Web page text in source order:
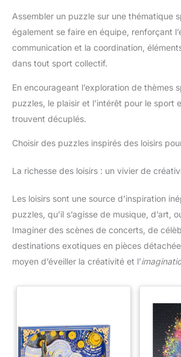
Assembler un puzzle sur une thématique
également se faire en équipe, renforçant
communication et la coordination,
dans tout sport collectif.
En encourageant l’exploration de thèmes
puzzles, le plaisir et l’intérêt pour le sport
trouvent décuplés.
Choisir des puzzles inspirés des loisirs
La richesse des loisirs : un vivier de
Les loisirs sont une source d’inspiration
puzzles, qu’il s’agisse de musique, d’art,
Imaginer des scènes de concerts, de
destinations exotiques en pièces
moyen d’éveiller la créativité et l’